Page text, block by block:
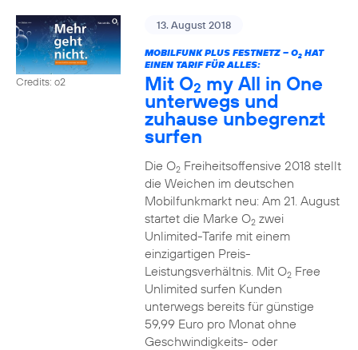
Credits: o2
13. August 2018
MOBILFUNK PLUS FESTNETZ – O2HAT
EINEN TARIF FÜR ALLES:
Mit O2 my All in One
unterwegs und
zuhause unbegrenzt
surfen
Die O2Freiheitsoffensive 2018 stellt
die Weichen im deutschen
Mobilfunkmarkt neu: Am 21. August
startet die Marke O2zwei
Unlimited-Tarife mit einem
einzigartigen Preis-
Leistungsverhältnis. Mit O2Free
Unlimited surfen Kunden
unterwegs bereits für günstige
59,99 Euro pro Monat ohne
Geschwindigkeits- oder